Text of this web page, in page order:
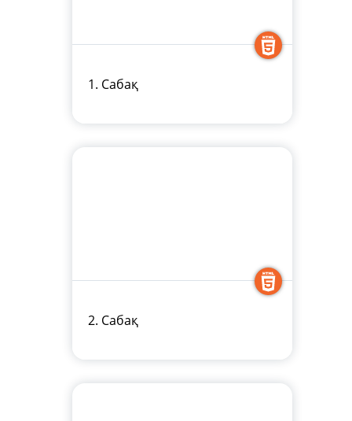
1. Сабақ
2. Сабақ